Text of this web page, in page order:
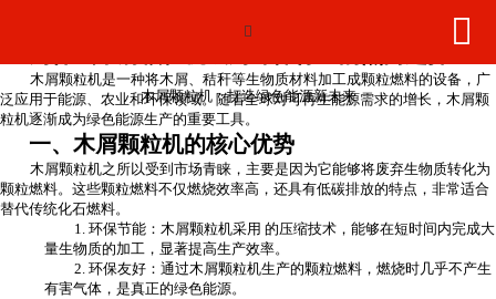
产品中心
2026年世界杯官网

木屑颗粒机：打造绿色能源新未来

木屑颗粒机：打造绿色能源新未来
木屑颗粒机是一种将木屑、秸秆等生物质材料加工成颗粒燃料的设备，广
泛应用于能源、农业和环保领域。随着全球对可再生能源需求的增长，木屑颗
粒机逐渐成为绿色能源生产的重要工具。
一、木屑颗粒机的核心优势
木屑颗粒机之所以受到市场青睐，主要是因为它能够将废弃生物质转化为
颗粒燃料。这些颗粒燃料不仅燃烧效率高，还具有低碳排放的特点，非常适合
替代传统化石燃料。
1. 环保节能：木屑颗粒机采用 的压缩技术，能够在短时间内完成大
量生物质的加工，显著提高生产效率。
2. 环保友好：通过木屑颗粒机生产的颗粒燃料，燃烧时几乎不产生
有害气体，是真正的绿色能源。